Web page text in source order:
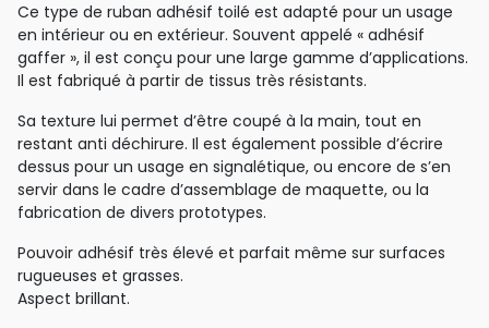
Ce type de ruban adhésif toilé est adapté pour un usage
en intérieur ou en extérieur. Souvent appelé « adhésif
gaffer », il est conçu pour une large gamme d’applications.
Il est fabriqué à partir de tissus très résistants.
Sa texture lui permet d’être coupé à la main, tout en
restant anti déchirure. Il est également possible d’écrire
dessus pour un usage en signalétique, ou encore de s’en
servir dans le cadre d’assemblage de maquette, ou la
fabrication de divers prototypes.
Pouvoir adhésif très élevé et parfait même sur surfaces
rugueuses et grasses.
Aspect brillant.